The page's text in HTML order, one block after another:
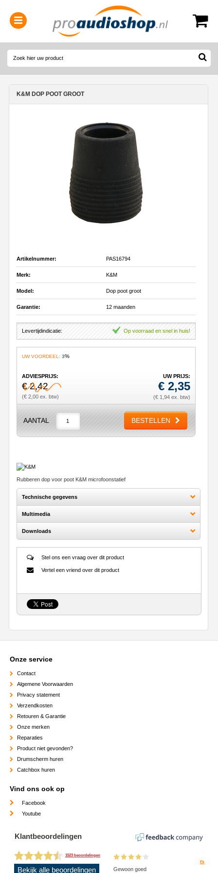
0314-364515
K&M DOP POOT GROOT
Artikelnummer: PAS16794
Merk: K&M
Model: Dop poot groot
Garantie: 12 maanden
Levertijdindicatie: Op voorraad en snel in huis!
UW VOORDEEL: 3%
ADVIESPRIJS:
€ 2,42
(€ 2,00 ex. btw)
UW PRIJS:
€ 2,35
(€ 1,94 ex. btw)
AANTAL BESTELLEN
Rubberen dop voor poot K&M microfoonstatief
Technische gegevens
Multimedia
Downloads
Vertel een vriend over dit product
Stel ons een vraag over dit product
Onze service
Contact
Algemene Voorwaarden
Privacy statement
Verzendkosten
Retouren & Garantie
Onze merken
Reparaties
Product niet gevonden?
Drumscherm huren
Catchbox huren
Vind ons ook op
Facebook
Youtube
Klantbeoordelingen
1523 beoordelingen
Bekijk alle beoordelingen
Ek
Gewoon goed